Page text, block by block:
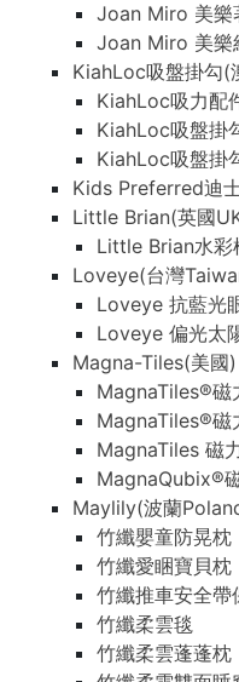
Joan Miro 美樂
Joan Miro 美樂
KiahLoc吸盤掛勾(
KiahLoc吸力配
KiahLoc吸盤掛
KiahLoc吸盤掛
Kids Preferred迪
Little Brian(英國
Little Brian水彩
Loveye(台灣
Loveye 抗藍光
Loveye 偏光太
Magna-Tiles(美國)
MagnaTiles®磁
MagnaTiles®磁
MagnaTiles 磁
MagnaQubix®
Maylily(波蘭
竹纖嬰童防晃枕
竹纖愛睏寶貝枕
竹纖推車安全帶
竹纖柔雲毯
竹纖柔雲蓬蓬枕